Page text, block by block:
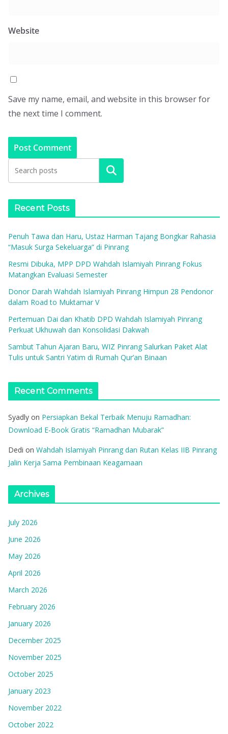
Website
Save my name, email, and website in this browser for
the next time I comment.
Search
Recent Posts
Penuh Tawa dan Haru, Ustaz Harman Tajang Bongkar Rahasia
“Masuk Surga Sekeluarga” di Pinrang
Resmi Dibuka, MPP DPD Wahdah Islamiyah Pinrang Fokus
Matangkan Evaluasi Semester
Donor Darah Wahdah Islamiyah Pinrang Himpun 28 Pendonor
dalam Road to Muktamar V
Pertemuan Dai dan Khatib DPD Wahdah Islamiyah Pinrang
Perkuat Ukhuwah dan Konsolidasi Dakwah
Sambut Tahun Ajaran Baru, WIZ Pinrang Salurkan Paket Alat
Tulis untuk Santri Yatim di Rumah Qur’an Binaan
Recent Comments
Syadly on Persiapkan Bekal Terbaik Menuju Ramadhan:
Download E-Book Gratis “Ramadhan Mubarak”
Dedi on Wahdah Islamiyah Pinrang dan Rutan Kelas IIB Pinrang
Jalin Kerja Sama Pembinaan Keagamaan
Archives
July 2026
June 2026
May 2026
April 2026
March 2026
February 2026
January 2026
December 2025
November 2025
October 2025
January 2023
November 2022
October 2022